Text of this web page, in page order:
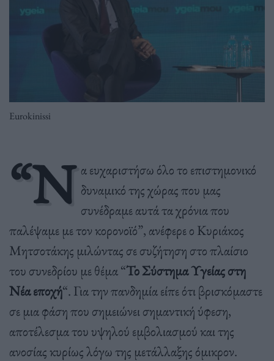
Eurokinissi
“Ν α ευχαριστήσω όλο το επιστημονικό
δυναμικό της χώρας που μας
συνέδραμε αυτά τα χρόνια που
παλέψαμε με τον κορονοϊό”, ανέφερε ο Κυριάκος
Μητσοτάκης μιλώντας σε συζήτηση στο πλαίσιο
του συνεδρίου με θέμα “Το Σύστημα Υγείας στη
Νέα εποχή“. Για την πανδημία είπε ότι βρισκόμαστε
σε μια φάση που σημειώνει σημαντική ύφεση,
αποτέλεσμα του υψηλού εμβολιασμού και της
ανοσίας κυρίως λόγω της μετάλλαξης όμικρον.